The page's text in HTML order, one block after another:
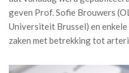
geven Prof. Sofie Brouwers
Universiteit Brussel) en enkele
zaken met betrekking tot